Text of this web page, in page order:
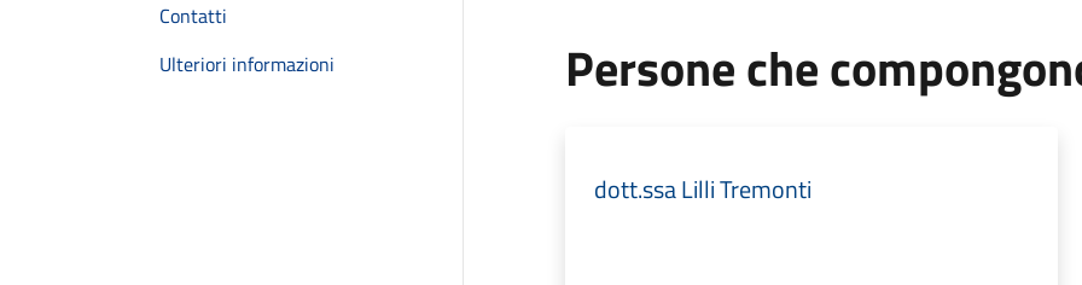
Contatti
Ulteriori informazioni
Persone che
dott.ssa Lilli Tremonti